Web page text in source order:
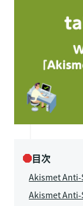
目次
Akismet Anti-
Akismet Anti-